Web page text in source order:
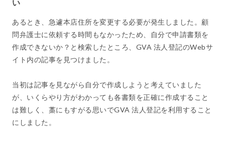
い
あるとき、急遽本店住所を変更する必要が発生しました。顧
問弁護士に依頼する時間もなかったため、自分で申請書類を
作成できないか？と検索したところ、GVA 法人登記のWebサ
イト内の記事を見つけました。
当初は記事を見ながら自分で作成しようと考えていました
が、いくらやり方がわかっても各書類を正確に作成すること
は難しく、藁にもすがる思いでGVA 法人登記を利用すること
にしました。